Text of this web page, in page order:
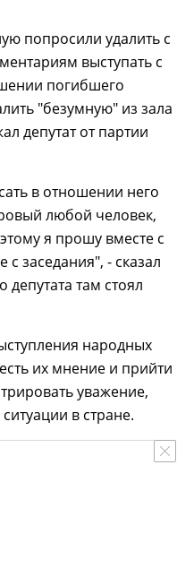
попросили удалить с
выступать с
погибшего
"безумную" из зала
депутат от партии
в отношении него
любой человек,
я прошу вместе с
заседания", - сказал
там стоял
народных
их мнение и прийти
уважение,
в стране.